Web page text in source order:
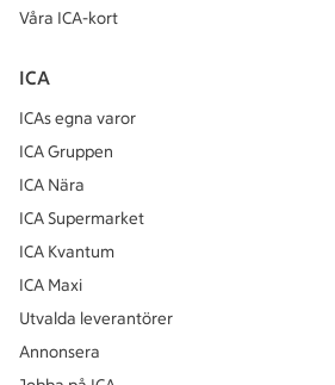
Våra ICA-kort
ICA
ICAs egna varor
ICA Gruppen
ICA Nära
ICA Supermarket
ICA Kvantum
ICA Maxi
Utvalda leverantörer
Annonsera